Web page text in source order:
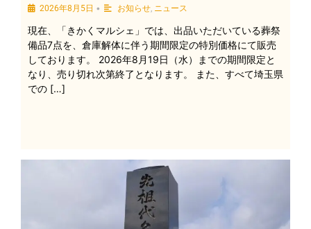
2026年8月5日 • お知らせ, ニュース
現在、「きかくマルシェ」では、出品いただいている葬祭
備品7点を、倉庫解体に伴う期間限定の特別価格にて販売
しております。 2026年8月19日（水）までの期間限定と
なり、売り切れ次第終了となります。 また、すべて埼玉県
での […]